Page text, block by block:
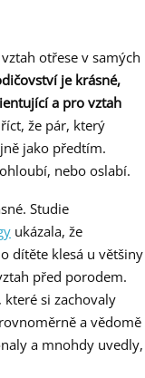
otřese v samých
je krásné,
a pro vztah
že pár, který
jako předtím.
nebo oslabí.
Studie
ukázala, že
dítěte klesá u většiny
před porodem.
si zachovaly
a vědomě
a mnohdy uvedly,